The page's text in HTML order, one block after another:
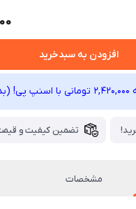
افزودن به سبدخرید
تضمین کیفیت و
مشخصات